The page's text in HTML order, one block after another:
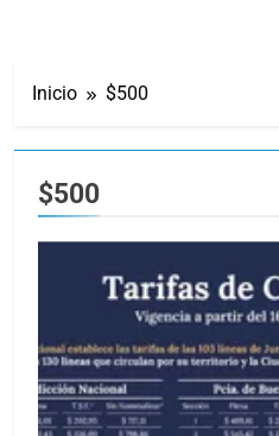
Inicio $500
$500